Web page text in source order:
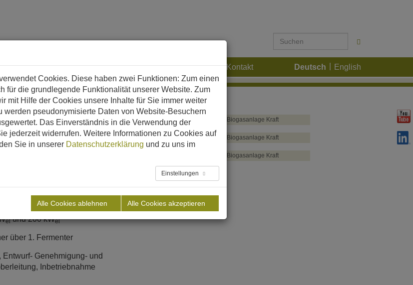
Referenzen Downloads Aktuelles Karriere Kontakt Deutsch English
KRAFT
industrielle Abfälle
m und 1.000 m
elund 200 kWel
über 1. Fermenter
Genehmigung- und
Inbetriebnahme
Biogasanlage Kraft
Biogasanlage Kraft
Biogasanlage Kraft
Cookies. Diese haben zwei Funktionen: Zum einen
für die grundlegende Funktionalität unserer Website. Zum
mit Hilfe der Cookies unsere Inhalte für Sie immer weiter
werden pseudonymisierte Daten von Website-Besuchern
Das Einverständnis in die Verwendung der
jederzeit widerrufen. Weitere Informationen zu Cookies auf
Sie in unserer Datenschutzerklärung und zu uns im
Einstellungen
Alle Cookies ablehnen Alle Cookies akzeptieren